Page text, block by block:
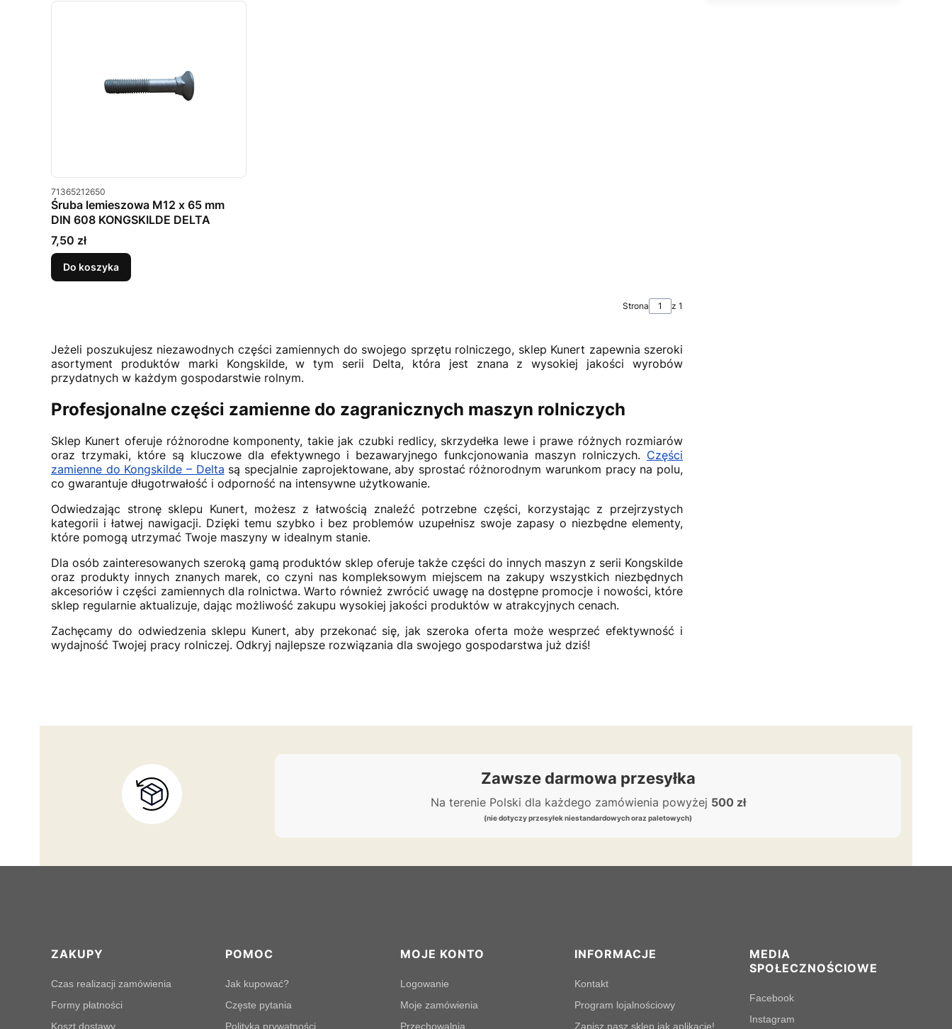
Kod produktu
71365212650
Śruba lemieszowa M12 x 65 mm
DIN 608 KONGSKILDE DELTA
Cena
7,50 zł
Do koszyka
Strona z 1
Jeżeli poszukujesz niezawodnych części zamiennych do swojego sprzętu rolniczego, sklep Kunert zapewnia szeroki
asortyment produktów marki Kongskilde, w tym serii Delta, która jest znana z wysokiej jakości wyrobów
przydatnych w każdym gospodarstwie rolnym.
Profesjonalne części zamienne do zagranicznych maszyn rolniczych
Sklep Kunert oferuje różnorodne komponenty, takie jak czubki redlicy, skrzydełka lewe i prawe różnych rozmiarów
oraz trzymaki, które są kluczowe dla efektywnego i bezawaryjnego funkcjonowania maszyn rolniczych. Części
zamienne do Kongskilde – Delta są specjalnie zaprojektowane, aby sprostać różnorodnym warunkom pracy na polu,
co gwarantuje długotrwałość i odporność na intensywne użytkowanie.
Odwiedzając stronę sklepu Kunert, możesz z łatwością znaleźć potrzebne części, korzystając z przejrzystych
kategorii i łatwej nawigacji. Dzięki temu szybko i bez problemów uzupełnisz swoje zapasy o niezbędne elementy,
które pomogą utrzymać Twoje maszyny w idealnym stanie.
Dla osób zainteresowanych szeroką gamą produktów sklep oferuje także części do innych maszyn z serii Kongskilde
oraz produkty innych znanych marek, co czyni nas kompleksowym miejscem na zakupy wszystkich niezbędnych
akcesoriów i części zamiennych dla rolnictwa. Warto również zwrócić uwagę na dostępne promocje i nowości, które
sklep regularnie aktualizuje, dając możliwość zakupu wysokiej jakości produktów w atrakcyjnych cenach.
Zachęcamy do odwiedzenia sklepu Kunert, aby przekonać się, jak szeroka oferta może wesprzeć efektywność i
wydajność Twojej pracy rolniczej. Odkryj najlepsze rozwiązania dla swojego gospodarstwa już dziś!
Zawsze darmowa przesyłka
Na terenie Polski dla każdego zamówienia powyżej 500 zł
(nie dotyczy przesyłek niestandardowych oraz paletowych)
Linki w stopce
ZAKUPY
Czas realizacji zamówienia
Formy płatności
Koszt dostawy
POMOC
Jak kupować?
Częste pytania
Polityka prywatności
MOJE KONTO
Logowanie
Moje zamówienia
Przechowalnia
INFORMACJE
Kontakt
Program lojalnościowy
Zapisz nasz sklep jak aplikację!
MEDIA
SPOŁECZNOŚCIOWE
Facebook
Instagram